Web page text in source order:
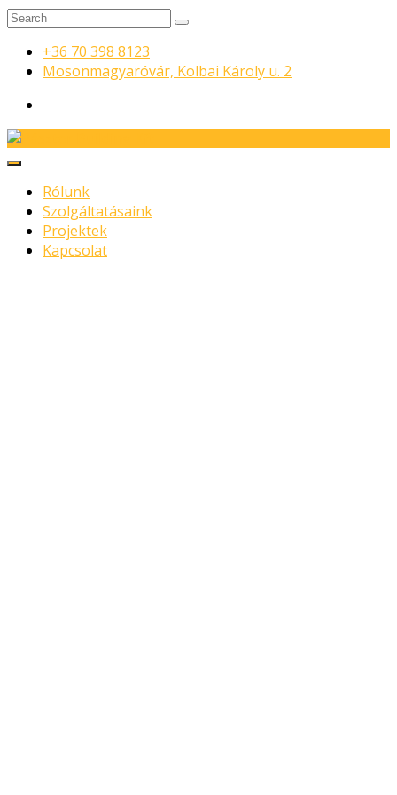
+36 70 398 8123
Mosonmagyaróvár, Kolbai Károly u. 2
Rólunk
Szolgáltatásaink
Projektek
Kapcsolat